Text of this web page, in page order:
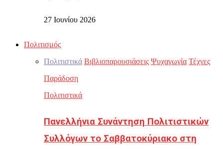
27 Ιουνίου 2026
Πολιτισμός
Πολιτιστικά Βιβλιοπαρουσιάσεις Ψυχαγωγία Τέχνες
Παράδοση
Πολιτιστικά
Πανελλήνια Συνάντηση Πολιτιστικών
Συλλόγων το Σαββατοκύριακο στη